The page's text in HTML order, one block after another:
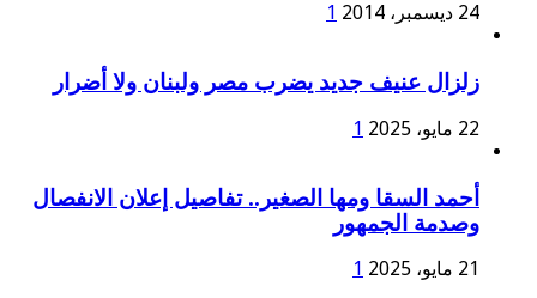
24 ديسمبر، 2014 1
زلزال عنيف جديد يضرب مصر ولبنان ولا أضرار
22 مايو، 2025 1
أحمد السقا ومها الصغير.. تفاصيل إعلان الانفصال
وصدمة الجمهور
21 مايو، 2025
1